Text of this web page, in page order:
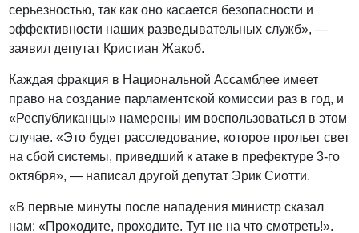
серьезностью, так как оно касается безопасности и
эффективности наших разведывательных служб», —
заявил депутат Кристиан Жакоб.
Каждая фракция в Национальной Ассамблее имеет
право на создание парламентской комиссии раз в год, и
«Республиканцы» намерены им воспользоваться в этом
случае. «Это будет расследование, которое прольет свет
на сбой системы, приведший к атаке в префектуре 3-го
октября», — написал другой депутат Эрик Сиотти.
«В первые минуты после нападения министр сказал
нам: «Проходите, проходите. Тут не на что смотреть!».